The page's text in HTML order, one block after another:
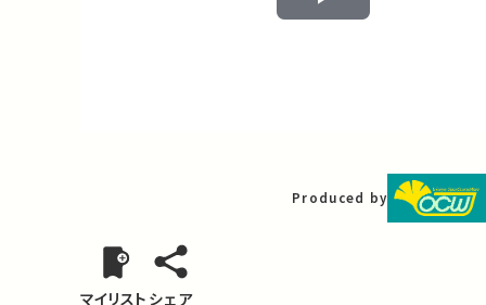
Play
Produced by
マイリスト シェア